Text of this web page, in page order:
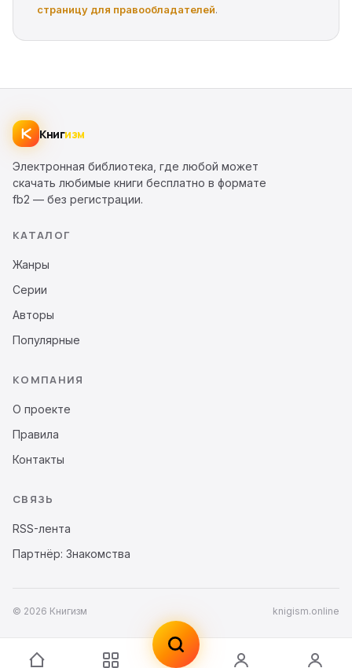
страницу для правообладателей.
Книгизм
Электронная библиотека, где любой может
скачать любимые книги бесплатно в формате
fb2 — без регистрации.
КАТАЛОГ
Жанры
Серии
Авторы
Популярные
КОМПАНИЯ
О проекте
Правила
Контакты
СВЯЗЬ
RSS-лента
Партнёр: Знакомства
© 2026 Книгизм knigism.online